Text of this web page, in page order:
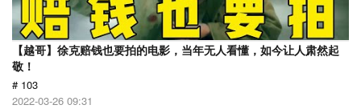
【越哥】徐克赔钱也要拍的电影，当年无人看懂，如今让人肃然起
敬！
# 103
2022-03-26 09:31